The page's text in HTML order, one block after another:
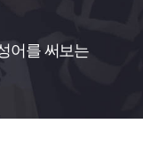
어를 써보는